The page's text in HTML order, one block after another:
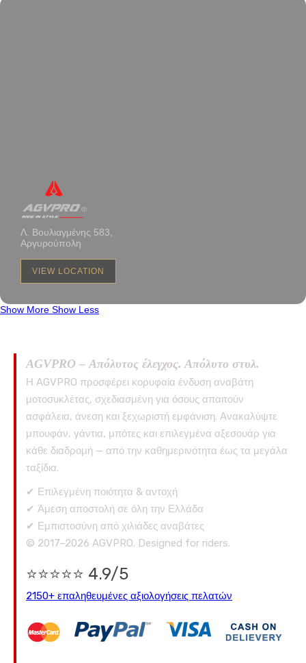
Λ. Βουλιαγμένης 583,
Αργυρούπολη
VIEW LOCATION
Show More Show Less
AGVPRO – Απόλυτος έλεγχος. Απόλυτο στυλ.
Η AGVPRO προσφέρει κορυφαία ένδυση αναβάτη
μοτοσυκλέτας, σχεδιασμένη για όσους απαιτούν
ασφάλεια, άνεση και ξεχωριστή εμφάνιση. Ανακαλύψτε
μπουφάν, γάντια, μπότες και επιλεγμένα αξεσουάρ για
κάθε διαδρομή — από την καθημερινότητα έως τα μεγάλα
ταξίδια.
✔ Επιλεγμένη ποιότητα & αντοχή
✔ Άμεση αποστολή σε όλη την Ελλάδα
✔ Εμπιστοσύνη από χιλιάδες αναβάτες
© 2017–2026 AGVPRO. Designed for riders.
⭐⭐⭐⭐⭐ 4.9/5
2150+ επαληθευμένες αξιολογήσεις πελατών